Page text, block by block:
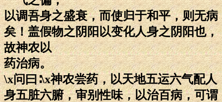
以调吾身之盛衰，而使归于和平，则无病
矣！盖假物之阴阳以变化人身之阴阳也，
故神农以
药治病。
\x问曰∶\x神农尝药，以天地五运六气配人
身五脏六腑，审别性味，以治百病，可谓